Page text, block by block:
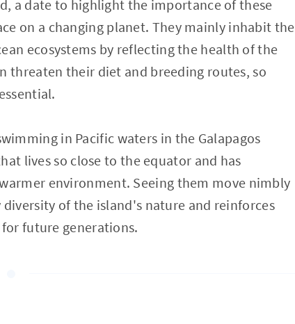
a date to highlight the importance of these
on a changing planet. They mainly inhabit the
ecosystems by reflecting the health of the
threaten their diet and breeding routes, so
in Pacific waters in the Galapagos
lives so close to the equator and has
environment. Seeing them move nimbly
of the island's nature and reinforces
future generations.